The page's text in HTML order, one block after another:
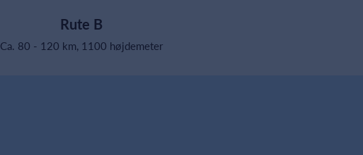
Rute B
Ca. 80 - 120 km, 1100 højdemeter